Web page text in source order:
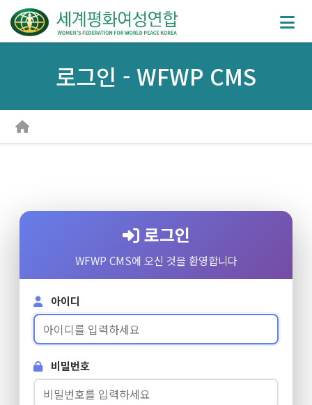
로그인 - WFWP CMS
로그인
WFWP CMS에 오신 것을 환영합니다
아이디
비밀번호